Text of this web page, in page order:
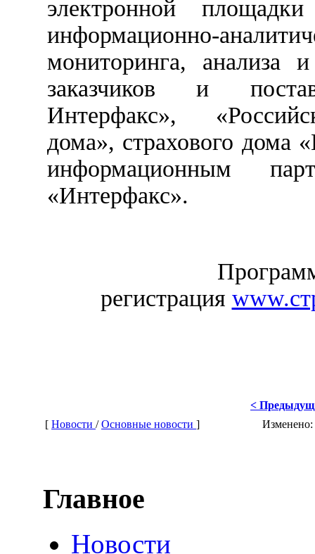
электронной
информационно-
мониторинга, анализа
заказчиков и
Интерфакс»,
дома», страхового дома
информационным
«Интерфакс».
регистрация
<
[ Новости/Основные новости]
Главное
Новости